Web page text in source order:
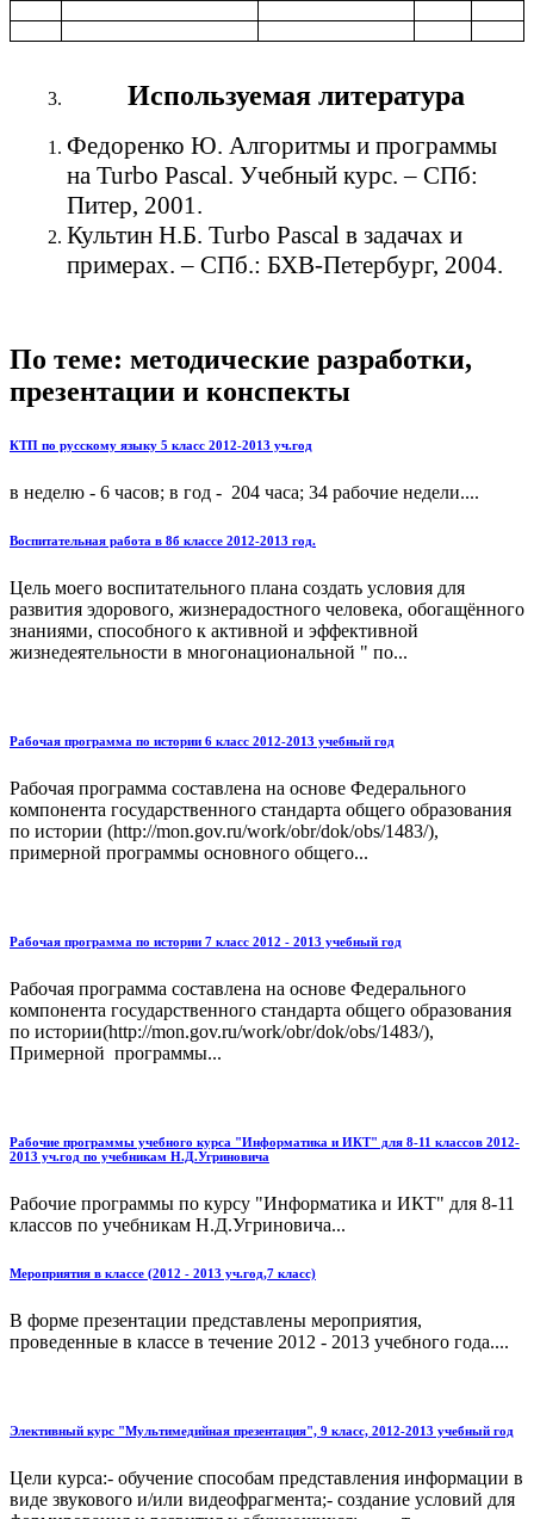
Используемая литература
Федоренко Ю. Алгоритмы и программы
на Turbo Pascal. Учебный курс. – СПб:
Питер, 2001.
Культин Н.Б. Turbo Pascal в задачах и
примерах. – СПб.: БХВ-Петербург, 2004.
По теме: методические разработки,
презентации и конспекты
КТП по русскому языку 5 класс 2012-2013 уч.год
в неделю - 6 часов; в год - 204 часа; 34 рабочие недели....
Воспитательная работа в 8б классе 2012-2013 год.
Цель моего воспитательного плана создать условия для
развития эдорового, жизнерадостного человека, обогащённого
знаниями, способного к активной и эффективной
жизнедеятельности в многонациональной " по...
Рабочая программа по истории 6 класс 2012-2013 учебный год
Рабочая программа составлена на основе Федерального
компонента государственного стандарта общего образования
по истории (http://mon.gov.ru/work/obr/dok/obs/1483/),
примерной программы основного общего...
Рабочая программа по истории 7 класс 2012 - 2013 учебный год
Рабочая программа составлена на основе Федерального
компонента государственного стандарта общего образования
по истории(http://mon.gov.ru/work/obr/dok/obs/1483/),
Примерной программы...
Рабочие программы учебного курса "Информатика и ИКТ" для 8-11 классов 2012-
2013 уч.год по учебникам Н.Д.Угриновича
Рабочие программы по курсу "Информатика и ИКТ" для 8-11
классов по учебникам Н.Д.Угриновича...
Мероприятия в классе (2012 - 2013 уч.год,7 класс)
В форме презентации представлены мероприятия,
проведенные в классе в течение 2012 - 2013 учебного года....
Элективный курс "Мультимедийная презентация", 9 класс, 2012-2013 учебный год
Цели курса:- обучение способам представления информации в
виде звукового и/или видеофрагмента;- создание условий для